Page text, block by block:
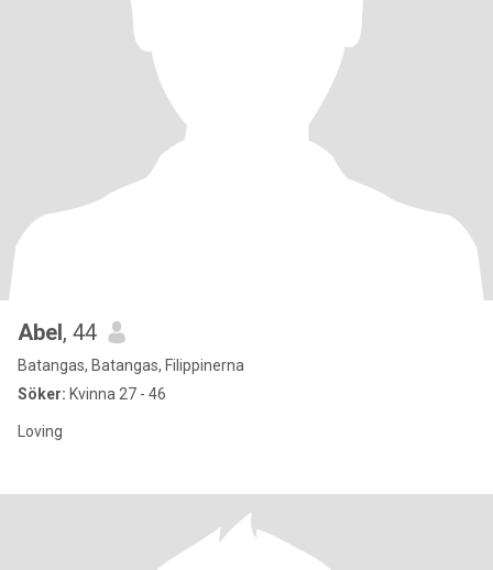
Abel, 44
Batangas, Batangas, Filippinerna
Söker: Kvinna 27 - 46
Loving